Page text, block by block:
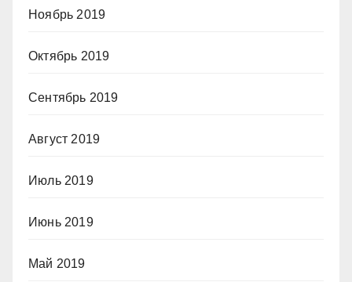
Ноябрь 2019
Октябрь 2019
Сентябрь 2019
Август 2019
Июль 2019
Июнь 2019
Май 2019